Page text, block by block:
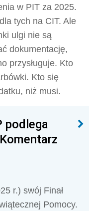
w PIT za 2025.
tych na CIT. Ale
ulgi nie są
dokumentację,
przysługuje. Kto
Kto się
niż musi.
podlega
r.) swój Finał
Pomocy.